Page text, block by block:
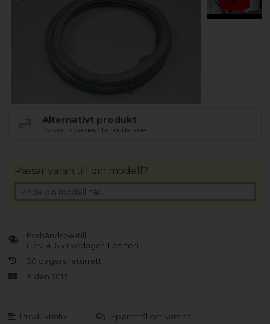
Alternativt produkt
Passer til de nevnte modellene.
Produktinfo Spørsmål om varen?
Forhåndsbestill
(Lev. 4-6 virkedager. Les her)
30 dagers returrett
Siden 2013
Passar varan till din modell?